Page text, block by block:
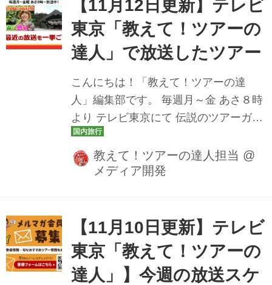
北九州・山口ぐるっと周遊美食旅２日
間 ＞[番組スペシャルプラン]下関の春帆
楼本店で食すふぐ会席 北九州･山口ぐる
福井・石川・富山のブランド蟹を食べ
比べ！タグ付き越前ガニ・香箱ガニ・
高志の紅ガニツアー３日間 ＞[1泊目宇
【11月12日更新】テレビ
東京「教えて！ツアーの
達人」で放送したツアー
こんにちは！「教えて！ツアーの達
人」編集部です。 毎週月～金 あさ８時
より テレビ東京にて 伝説のツアーガイ
ド 路子とともにイマ行くべき旅や楽し
み方をご案内しております！ 教えて！
ツアーの達人では、YouTube公式チャ
アーの放送を見逃しても安心です♪ ぜひ
チェックしてみてくださいね。 先週は
神秘の島・屋久島を楽しむツアーが初
登場！ ぜひチェックしてみてください
教えて！ツアーの達人担当 @
メディア開発
【11月10日更新】テレビ
東京「教えて！ツアーの
達人」】今週の放送スケ